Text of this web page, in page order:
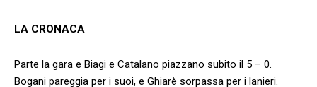
LA CRONACA
Parte la gara e Biagi e Catalano piazzano subito il 5 – 0.
Bogani pareggia per i suoi, e Ghiarè sorpassa per i lanieri.